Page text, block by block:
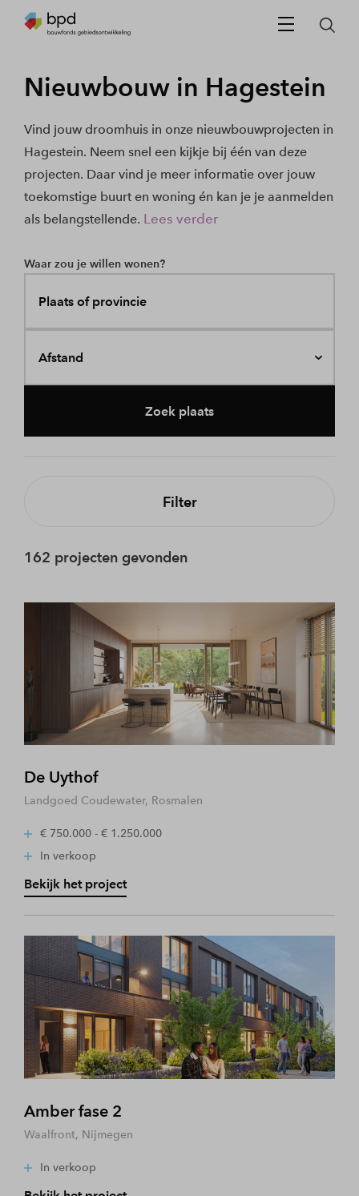
Nieuwbouw in Hagestein
Vind jouw droomhuis in onze nieuwbouwprojecten in
Hagestein. Neem snel een kijkje bij één van deze
projecten. Daar vind je meer informatie over jouw
toekomstige buurt en woning én kan je je aanmelden
als belangstellende. Lees verder
Waar zou je willen wonen?
Plaats of provincie
Afstand
Zoek plaats
Filter
162 projecten gevonden
De Uythof
Landgoed Coudewater, Rosmalen
€ 750.000 - € 1.250.000
In verkoop
Bekijk het project
Amber fase 2
Waalfront, Nijmegen
In verkoop